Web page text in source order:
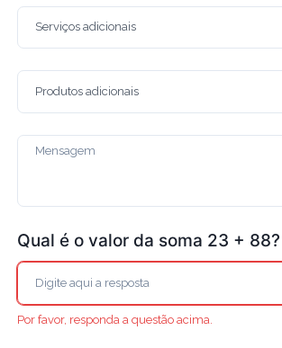
Qual é o valor da soma 23 + 88?
Por favor, responda a questão acima.